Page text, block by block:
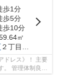
歩1分
歩5分
歩10分
㎡
２丁目３４－１
ドレス》！ 主要
。 管理体制良好